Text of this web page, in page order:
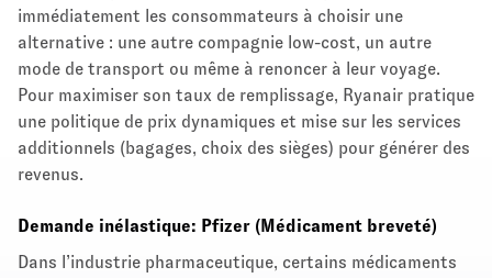
immédiatement les consommateurs à choisir une
alternative : une autre compagnie low-cost, un autre
mode de transport ou même à renoncer à leur voyage.
Pour maximiser son taux de remplissage, Ryanair pratique
une politique de prix dynamiques et mise sur les services
additionnels (bagages, choix des sièges) pour générer des
revenus.
Demande inélastique: Pfizer (Médicament breveté)
Dans l’industrie pharmaceutique, certains médicaments